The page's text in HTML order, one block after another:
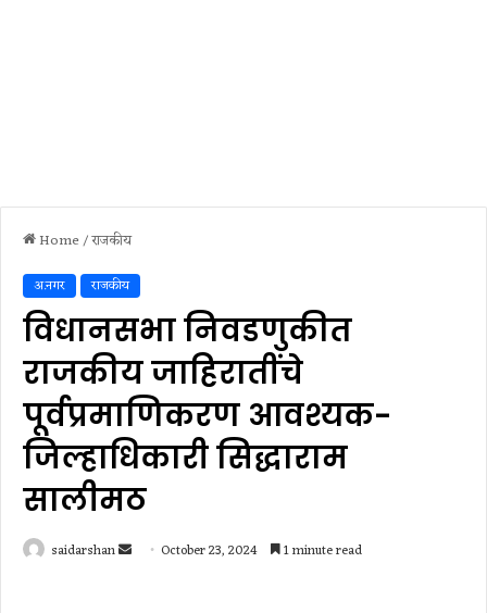
Home/राजकीय
अ.नगर राजकीय
विधानसभा निवडणुकीत
राजकीय जाहिरातींचे
पूर्वप्रमाणिकरण आवश्यक-
जिल्हाधिकारी सिद्धाराम
सालीमठ
saidarshan
Send October 23, 2024 1 minute read